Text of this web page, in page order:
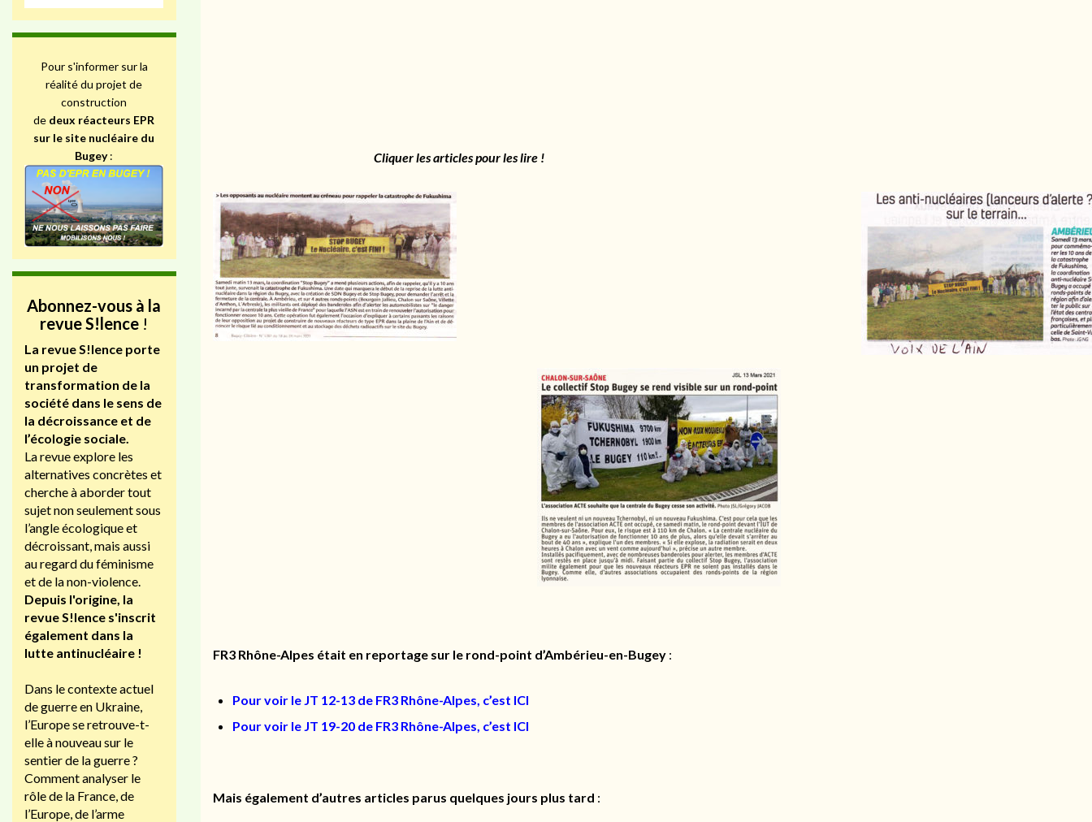
Cliquer les articles pour les lire !
FR3 Rhône-Alpes était en reportage sur le rond-point d’Ambérieu-en-Bugey:
Pour voir le JT 12-13 de FR3 Rhône-Alpes, c’est ICI
Pour voir le JT 19-20 de FR3 Rhône-Alpes, c’est ICI
Mais également d’autres articles parus quelques jours plus tard :
Pour s'informer sur la
réalité du projet de
construction
de deux réacteurs EPR
sur le site nucléaire du
Bugey:
Abonnez-vous à la
revue S!lence !
La revue S!lence porte
un projet de
transformation de la
société dans le sens de
la décroissance et de
l’écologie sociale.
La revue explore les
alternatives concrètes et
cherche à aborder tout
sujet non seulement sous
l’angle écologique et
décroissant, mais aussi
au regard du féminisme
et de la non-violence.
Depuis l'origine, la
revue S!lence s'inscrit
également dans la
lutte antinucléaire !
Dans le contexte actuel
de guerre en Ukraine,
l’Europe se retrouve-t-
elle à nouveau sur le
sentier de la guerre ?
Comment analyser le
rôle de la France, de
l’Europe, de l’arme